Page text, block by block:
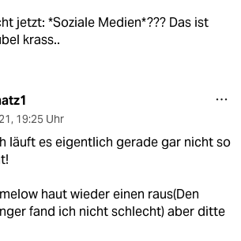
jetzt: *Soziale Medien*??? Das ist
krass..
, 19:25 Uhr
läuft es eigentlich gerade gar nicht so
haut wieder einen raus(Den
fand ich nicht schlecht) aber ditte